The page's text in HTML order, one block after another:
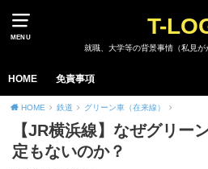
MENU T-
就職、大学等の背景事情（私見が
HOME 免責事項
HOME 鉄道 グリーン車（在来線）
【JR横浜線】なぜグリー
定もないのか？